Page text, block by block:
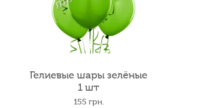
Гелиевые шары зелёные
1 шт
155 грн.